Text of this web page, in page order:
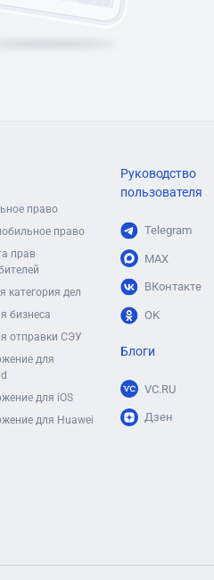
право
право
прав
категория дел
бизнеса
отправки СЭУ
для
для iOS
для Huawei
Руководство
пользователя
Telegram
MAX
ВКонтакте
OK
Блоги
VC.RU
Дзен